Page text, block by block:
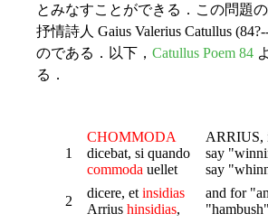
とみなすことができる．この問題
抒情詩人 Gaius Valerius Catullus
のである．以下， Catullus Poem 84
る．
1
CHOMMODA
dicebat, si quando
commoda uellet
ARRIUS,
say
say
2
dicere, et insidias
Arrius hinsidias,
and for